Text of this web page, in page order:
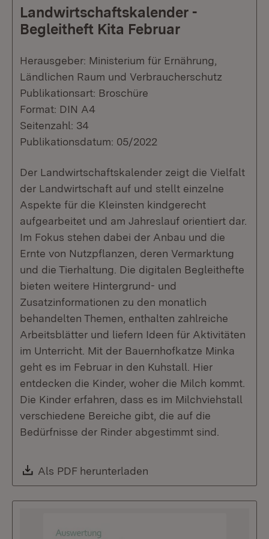
Landwirtschaftskalender -
Begleitheft Kita Februar
Herausgeber: Ministerium für Ernährung,
Ländlichen Raum und Verbraucherschutz
Publikationsart: Broschüre
Format: DIN A4
Seitenzahl: 34
Publikationsdatum: 05/2022
Der Landwirtschaftskalender zeigt die Vielfalt
der Landwirtschaft auf und stellt einzelne
Aspekte für die Kleinsten kindgerecht
aufgearbeitet und am Jahreslauf orientiert dar.
Im Fokus stehen dabei der Anbau und die
Ernte von Nutzpflanzen, deren Vermarktung
und die Tierhaltung. Die digitalen Begleithefte
bieten weitere Hintergrund- und
Zusatzinformationen zu den monatlich
behandelten Themen, enthalten zahlreiche
Arbeitsblätter und liefern Ideen für Aktivitäten
im Unterricht. Mit der Bauernhofkatze Minka
geht es im Februar in den Kuhstall. Hier
entdecken die Kinder, woher die Milch kommt.
Die Kinder erfahren, dass es im Milchviehstall
verschiedene Bereiche gibt, die auf die
Bedürfnisse der Rinder abgestimmt sind.
Download:
Als PDF herunterladen